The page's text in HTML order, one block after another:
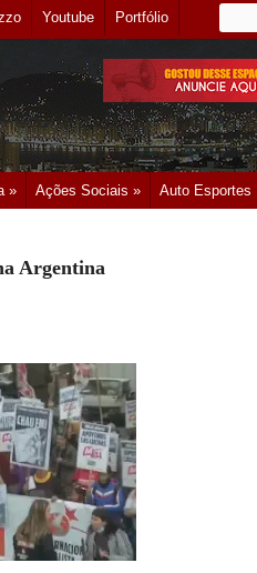
Youtube Portfólio
» Ações Sociais » Auto Esportes
Argentina